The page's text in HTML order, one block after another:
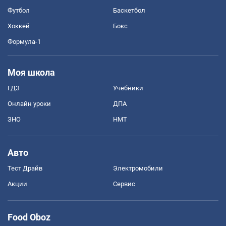
Футбол Баскетбол
Хоккей Бокс
Формула-1
Моя школа
ГДЗ Учебники
Онлайн уроки ДПА
ЗНО НМТ
Авто
Тест Драйв Электромобили
Акции Сервис
Food Oboz